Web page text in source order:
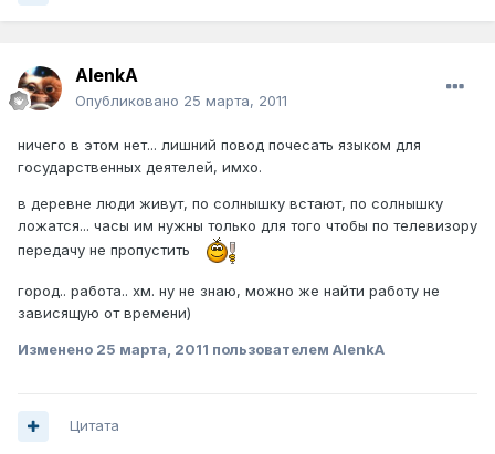
AlenkA
Опубликовано 25 марта, 2011
ничего в этом нет... лишний повод почесать языком для
государственных деятелей, имхо.
в деревне люди живут, по солнышку встают, по солнышку
ложатся... часы им нужны только для того чтобы по телевизору
передачу не пропустить
город.. работа.. хм. ну не знаю, можно же найти работу не
зависящую от времени)
Изменено 25 марта, 2011 пользователем AlenkA
Цитата